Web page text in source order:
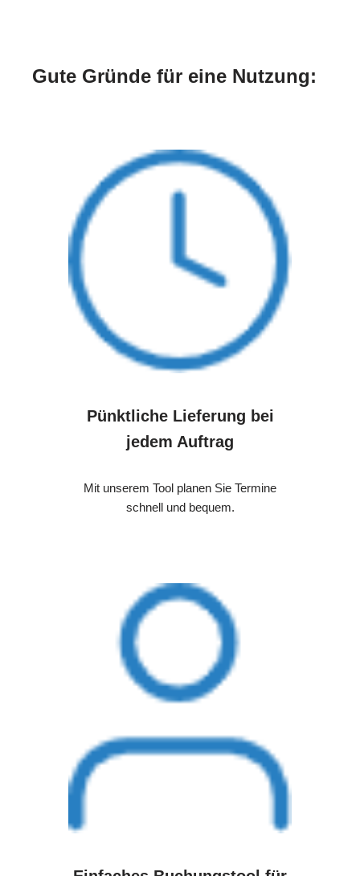
Gute Gründe für eine Nutzung:
Pünktliche Lieferung bei
jedem Auftrag
Mit unserem Tool planen Sie Termine
schnell und bequem.